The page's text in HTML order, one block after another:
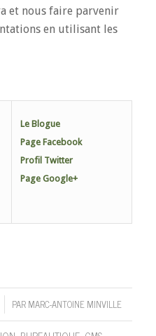
et nous faire parvenir
en utilisant les
Le Blogue
Page Facebook
Profil Twitter
Page Google+
PARMARC-ANTOINE MINVILLE